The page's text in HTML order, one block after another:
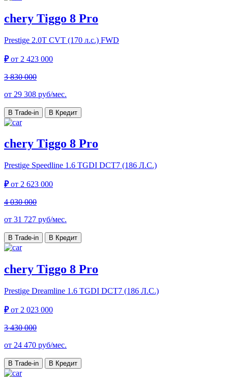
chery Tiggo 8 Pro
Prestige 2.0T CVT (170 л.с.) FWD
₽от 2 423 000
3 830 000
от 29 308 руб/мес.
В Trade-in В Кредит
chery Tiggo 8 Pro
Prestige Speedline 1.6 TGDI DCT7 (186 Л.С.)
₽от 2 623 000
4 030 000
от 31 727 руб/мес.
В Trade-in В Кредит
chery Tiggo 8 Pro
Prestige Dreamline 1.6 TGDI DCT7 (186 Л.С.)
₽от 2 023 000
3 430 000
от 24 470 руб/мес.
В Trade-in В Кредит